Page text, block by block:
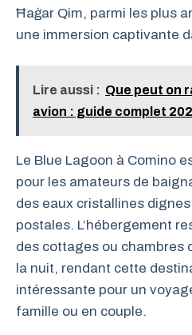
Ħaġar Qim, parmi les plus
une immersion captivante
Lire aussi : Que peut on
avion : guide complet
Le Blue Lagoon à Comino
pour les amateurs de
des eaux cristallines
postales. L’hébergement
des cottages ou chambres
la nuit, rendant cette
intéressante pour un
famille ou en couple.